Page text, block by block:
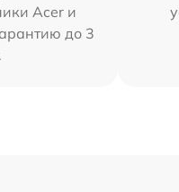
Acer и
до 3